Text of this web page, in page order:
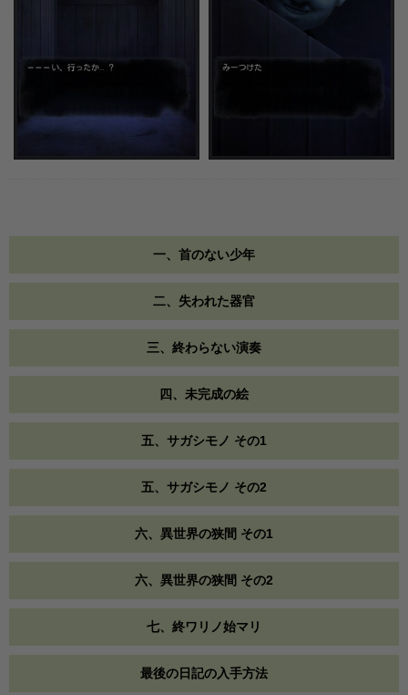
一、首のない少年
二、失われた器官
三、終わらない演奏
四、未完成の絵
五、サガシモノ その1
五、サガシモノ その2
六、異世界の狭間 その1
六、異世界の狭間 その2
七、終ワリノ始マリ
最後の日記の入手方法